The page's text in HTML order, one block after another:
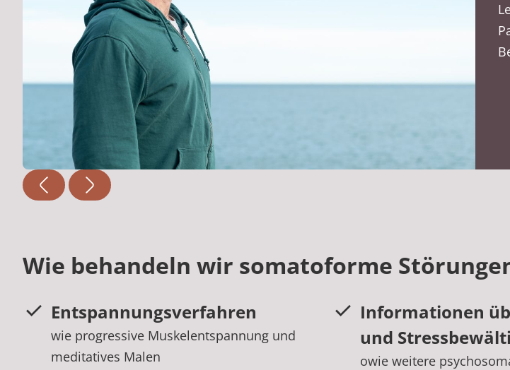
Wie behandeln wir somatoforme
Entspannungsverfahren
wie progressive Muskelentspannung und
meditatives Malen
Informationen
und
owie weitere